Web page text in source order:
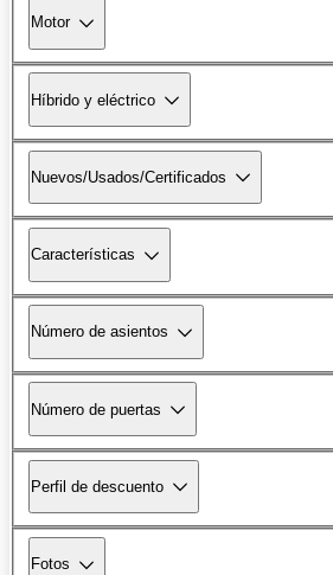
Motor
Híbrido y eléctrico
Nuevos/Usados/Certificados
Características
Número de asientos
Número de puertas
Perfil de descuento
Fotos